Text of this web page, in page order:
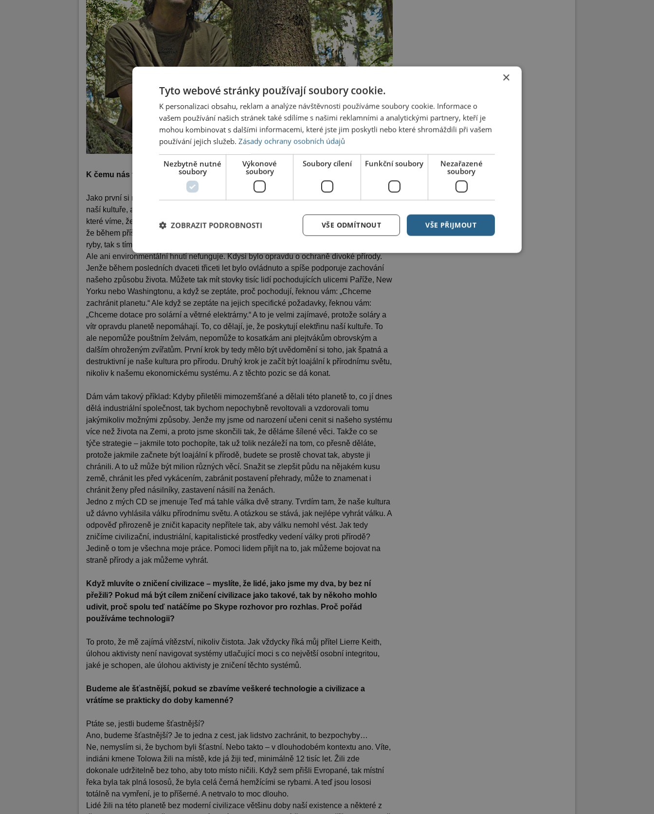
K čemu nás tedy toto uvědomění má vést?
Jako první si můžeme uvědomit tuto situaci a poté to, že bychom neměli být loajální k
naší kultuře, ale místo toho k naší planetě. Je to zatím jediná planeta v celém vesmíru, o
které víme, že je na ní život, a tato kultura ho zabíjí. Člověk by si myslel, že když se zjistí,
že během příštích třiceti let by ve vodách mohly vymřít a být vyloveny v podstatě všechny
ryby, tak s tím lidé začnou něco dělat.
Ale ani environmentální hnutí nefunguje. Kdysi bylo opravdu o ochraně divoké přírody.
Jenže během posledních dvaceti třiceti let bylo ovládnuto a spíše podporuje zachování
našeho způsobu života. Můžete tak mít stovky tisíc lidí pochodujících ulicemi Paříže, New
Yorku nebo Washingtonu, a když se zeptáte, proč pochodují, řeknou vám: „Chceme
zachránit planetu.“ Ale když se zeptáte na jejich specifické požadavky, řeknou vám:
„Chceme dotace pro solární a větrné elektrárny.“ A to je velmi zajímavé, protože soláry a
vítr opravdu planetě nepomáhají. To, co dělají, je, že poskytují elektřinu naší kultuře. To
ale nepomůže pouštním želvám, nepomůže to kosatkám ani plejtvákům obrovským a
dalším ohroženým zvířatům. První krok by tedy mělo být uvědomění si toho, jak špatná a
destruktivní je naše kultura pro přírodu. Druhý krok je začít být loajální k přírodnímu světu,
nikoliv k našemu ekonomickému systému. A z těchto pozic se dá konat.
Dám vám takový příklad: Kdyby přiletěli mimozemšťané a dělali této planetě to, co jí dnes
dělá industriální společnost, tak bychom nepochybně revoltovali a vzdorovali tomu
jakýmikoliv možnými způsoby. Jenže my jsme od narození učeni cenit si našeho systému
více než života na Zemi, a proto jsme skončili tak, že děláme šílené věci. Takže co se
týče strategie – jakmile toto pochopíte, tak už tolik nezáleží na tom, co přesně děláte,
protože jakmile začnete být loajální k přírodě, budete se prostě chovat tak, abyste ji
chránili. A to už může být milion různých věcí. Snažit se zlepšit půdu na nějakém kusu
země, chránit les před vykácením, zabránit postavení přehrady, může to znamenat i
chránit ženy před násilníky, zastavení násilí na ženách.
Jedno z mých CD se jmenuje Teď má tahle válka dvě strany. Tvrdím tam, že naše kultura
už dávno vyhlásila válku přírodnímu světu. A otázkou se stává, jak nejlépe vyhrát válku. A
odpověď přirozeně je zničit kapacity nepřítele tak, aby válku nemohl vést. Jak tedy
zničíme civilizační, industriální, kapitalistické prostředky vedení války proti přírodě?
Jedině o tom je všechna moje práce. Pomoci lidem přijít na to, jak můžeme bojovat na
straně přírody a jak můžeme vyhrát.
Když mluvíte o zničení civilizace – myslíte, že lidé, jako jsme my dva, by bez ní
přežili? Pokud má být cílem zničení civilizace jako takové, tak by někoho mohlo
udivit, proč spolu teď natáčíme po Skype rozhovor pro rozhlas. Proč pořád
používáme technologii?
To proto, že mě zajímá vítězství, nikoliv čistota. Jak vždycky říká můj přítel Lierre Keith,
úlohou aktivisty není navigovat systémy utlačující moci s co největší osobní integritou,
jaké je schopen, ale úlohou aktivisty je zničení těchto systémů.
Budeme ale šťastnější, pokud se zbavíme veškeré technologie a civilizace a
vrátíme se prakticky do doby kamenné?
Ptáte se, jestli budeme šťastnější?
Ano, budeme šťastnější? Je to jedna z cest, jak lidstvo zachránit, to bezpochyby…
Ne, nemyslím si, že bychom byli šťastní. Nebo takto – v dlouhodobém kontextu ano. Víte,
indiáni kmene Tolowa žili na místě, kde já žiji teď, minimálně 12 tisíc let. Žili zde
dokonale udržitelně bez toho, aby toto místo ničili. Když sem přišli Evropané, tak místní
řeka byla tak plná lososů, že byla celá černá hemžícími se rybami. A teď jsou lososi
totálně na vymření, je to příšerné. A netrvalo to moc dlouho.
Lidé žili na této planetě bez moderní civilizace většinu doby naší existence a některé z
×
Tyto webové stránky používají soubory cookie.
K personalizaci obsahu, reklam a analýze návštěvnosti používáme soubory cookie. Informace o
vašem používání našich stránek také sdílíme s našimi reklamními a analytickými partnery, kteří je
mohou kombinovat s dalšími informacemi, které jste jim poskytli nebo které shromáždili při vašem
používání jejich služeb. Zásady ochrany osobních údajů
Nezbytně nutné
soubory
Výkonové
soubory
Soubory cílení Funkční soubory
Nezařazené
soubory
VŠE PŘIJMOUT
VŠE ODMÍTNOUT
ZOBRAZIT PODROBNOSTI